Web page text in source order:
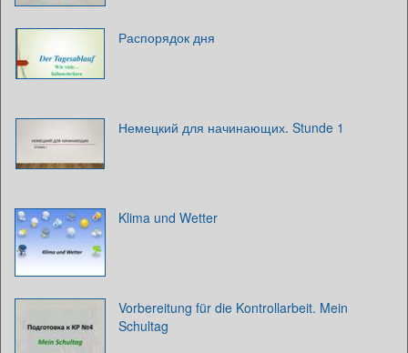
Распорядок дня
Немецкий для начинающих. Stunde 1
Klima und Wetter
Vorbereitung für die Kontrollarbeit. Mein
Schultag